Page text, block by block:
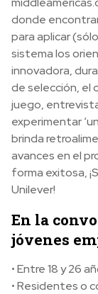
donde
para aplicar
sistema los
innovadora,
de selección, el
juego,
experimentar
brinda
avances en el
forma exitosa,
Unilever!
En la
jóvenes
• Entre 18 y 26
• Residentes o